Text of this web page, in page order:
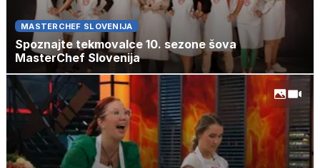
MASTERCHEF SLOVENIJA
Spoznajte tekmovalce 10. sezone šova
MasterChef Slovenija